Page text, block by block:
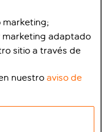
marketing;
adaptado
sitio a través de
nuestroaviso de